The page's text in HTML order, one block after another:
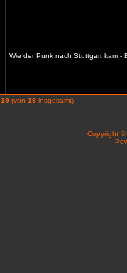
Wie der Punk nach Stuttgart kam -
19 (von 19 insgesamt)
Copyright